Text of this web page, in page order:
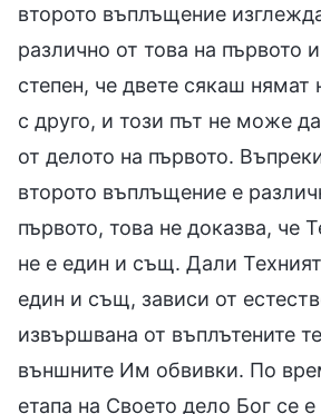
второто въплъщение
различно от това на първото
степен, че двете сякаш
с друго, и този път не може
от делото на първото.
второто въплъщение е
първото, това не доказва, че
не е един и същ. Дали
един и същ, зависи от
извършвана от въплътените
външните Им обвивки. По
етапа на Своето дело Бог се